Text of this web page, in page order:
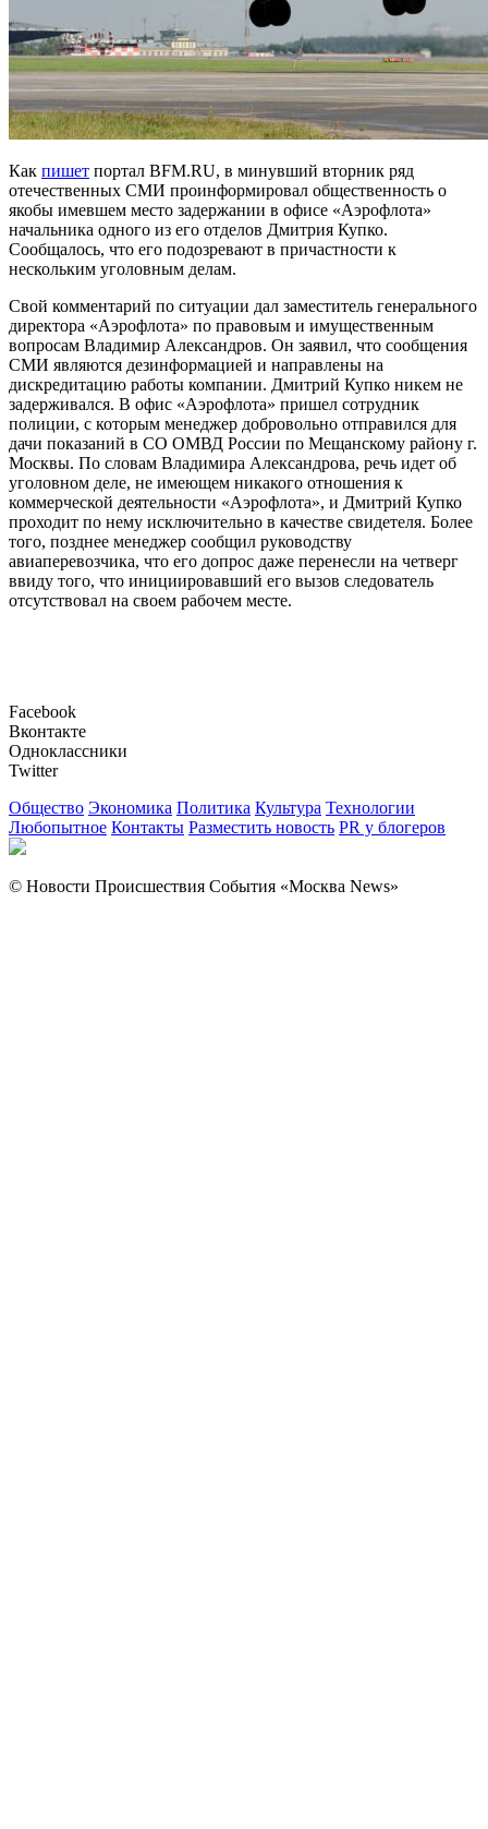
Как пишет портал BFM.RU, в минувший вторник ряд
отечественных СМИ проинформировал общественность о
якобы имевшем место задержании в офисе «Аэрофлота»
начальника одного из его отделов Дмитрия Купко.
Сообщалось, что его подозревают в причастности к
нескольким уголовным делам.
Свой комментарий по ситуации дал заместитель генерального
директора «Аэрофлота» по правовым и имущественным
вопросам Владимир Александров. Он заявил, что сообщения
СМИ являются дезинформацией и направлены на
дискредитацию работы компании. Дмитрий Купко никем не
задерживался. В офис «Аэрофлота» пришел сотрудник
полиции, с которым менеджер добровольно отправился для
дачи показаний в СО ОМВД России по Мещанскому району г.
Москвы. По словам Владимира Александрова, речь идет об
уголовном деле, не имеющем никакого отношения к
коммерческой деятельности «Аэрофлота», и Дмитрий Купко
проходит по нему исключительно в качестве свидетеля. Более
того, позднее менеджер сообщил руководству
авиаперевозчика, что его допрос даже перенесли на четверг
ввиду того, что инициировавший его вызов следователь
отсутствовал на своем рабочем месте.
Facebook
Вконтакте
Одноклассники
Twitter
Общество Экономика Политика Культура Технологии
Любопытное Контакты Разместить новость PR у блогеров
© Новости Происшествия События «Москва News»